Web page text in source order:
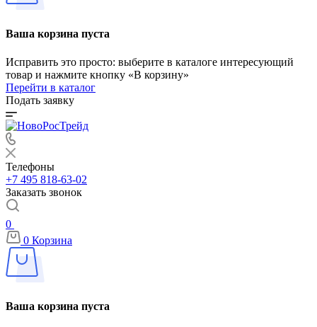
Ваша корзина пуста
Исправить это просто: выберите в каталоге интересующий
товар и нажмите кнопку «В корзину»
Перейти в каталог
Подать заявку
Телефоны
+7 495 818-63-02
Заказать звонок
0
0 Корзина
Ваша корзина пуста